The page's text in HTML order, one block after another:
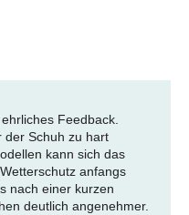
Feedback.
der Schuh zu hart
kann sich das
anfangs
nach einer kurzen
deutlich angenehmer.